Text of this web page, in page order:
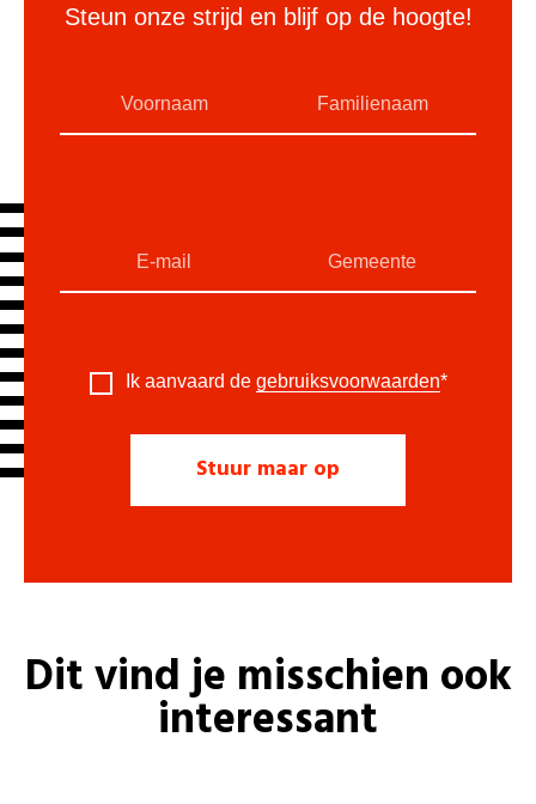
Steun onze strijd en blijf op de hoogte!
Ik aanvaard de gebruiksvoorwaarden*
Dit vind je misschien ook
interessant